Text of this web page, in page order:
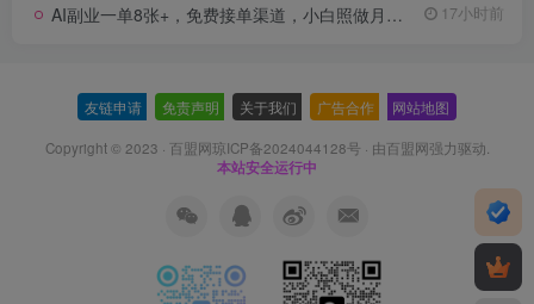
AI副业一单8张+，免费接单渠道，小白照做月入2W【揭秘】 17小时前
友链申请 免责声明 关于我们 广告合作 网站地图
Copyright © 2023 · 百盟网琼ICP备2024044128号 · 由百盟网强力驱动.
本站安全运行中